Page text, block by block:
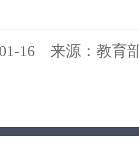
01-16 来源：教